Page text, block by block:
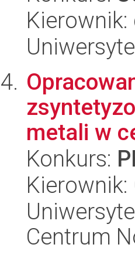
metali w
Konkurs:
Kierownik:
Centrum